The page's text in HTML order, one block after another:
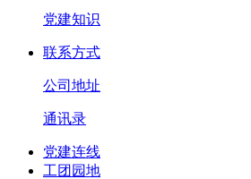
党建知识
联系方式
公司地址
通讯录
党建连线
工团园地